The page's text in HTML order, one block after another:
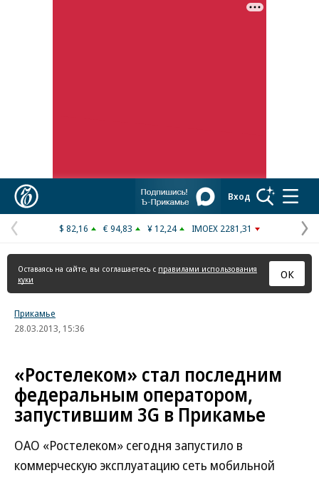
Вход
Предыдущая
страница
$ 82,16 € 94,83 ¥ 12,24 IMOEX 2281,31
Оставаясь на сайте, вы соглашаетесь с правилами использования
куки
ОК
Прикамье
28.03.2013, 15:36
«Ростелеком» стал последним
федеральным оператором,
запустившим 3G в Прикамье
ОАО «Ростелеком» сегодня запустило в
коммерческую эксплуатацию сеть мобильной